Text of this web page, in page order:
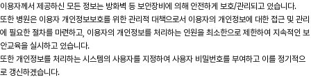
이용자께서 제공하신 모든 정보는 방화벽 등 보안장비에 의해 안전하게 보호/관리되고 있습니다.
또한 병원은 이용자 개인정보보호를 위한 관리적 대책으로서 이용자의 개인정보에 대한 접근 및 관리
에 필요한 절차를 마련하고, 이용자의 개인정보를 처리하는 인원을 최소한으로 제한하여 지속적인 보
안교육을 실시하고 있습니다.
또한 개인정보를 처리하는 시스템의 사용자를 지정하여 사용자 비밀번호를 부여하고 이를 정기적으
로 갱신하겠습니다.